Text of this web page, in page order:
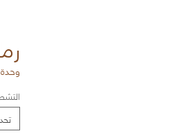
وحدة SKU: MD1035QA